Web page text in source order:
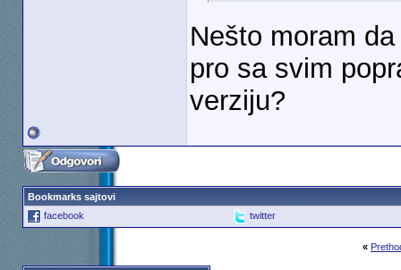
Nešto moram
pro sa svim
verziju?
Bookmarks sajtovi
facebook
twitter
«